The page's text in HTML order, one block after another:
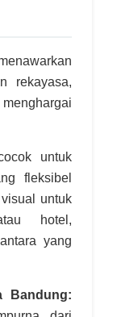
rekayasa,
untuk
fleksibel
untuk
hotel,
yang
Bandung: